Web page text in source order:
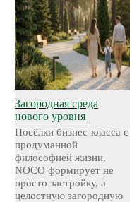
Загородная среда
нового уровня
Посёлки бизнес-класса с
продуманной
философией жизни.
NOCO формирует не
просто застройку, а
целостную загородную